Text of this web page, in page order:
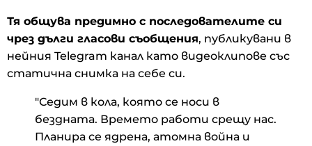
Тя общува предимно с последователите си
чрез дълги гласови съобщения, публикувани в
нейния Telegram канал като видеоклипове със
статична снимка на себе си.
"Седим в кола, която се носи в
бездната. Времето работи срещу нас.
Планира се ядрена, атомна война и